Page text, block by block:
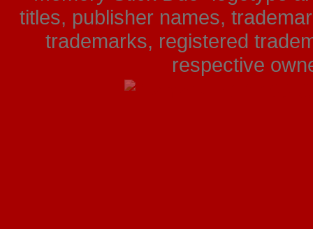
titles, publisher names,
trademarks, registered
respective